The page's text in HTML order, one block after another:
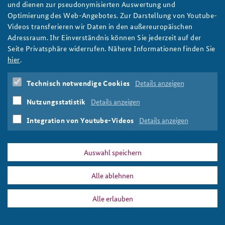
Anfahrt
Freundeskreis
Deutsches Forum Sicherheitspolitik
Arbeitskreis "Junge Sicherheitspolitiker"
Das Sicherheitspolitische Gespräch an der BAKS
Studierendenkonferenz Sicherheitspolitik gestalten
Newsletter-Archiv
Konferenz vom 19. bis 21. Oktober statt. Bewerbungsfrist ist der
31. August.
sowie auf wirtschaftliche Resilienz setzt. Foto: DoW photo by
U.S. Navy Petty Officer 1st Class Alexander Kubitza
den heutigen Strukturen und möglichen Zukünften. Foto:
Pixabay/musik4life
sicherheitspolitische Kommunikation junge Menschen via Social
Media erreichen kann. Grafik: BAKS
Neuausrichtung deutscher Entwicklungspolitik in einer Zeit
globaler Umbrüche und gekürzter Haushaltsmittel. Foto: BAKS
WEITERE BEITRÄGE
PRESSE DATENSCHUTZ IMPRESSUM FAQ
und dienen zur pseudonymisierten Auswertung und
Optimierung des Web-Angebotes. Zur Darstellung von Youtube-
Videos transferieren wir Daten in den außereuropäischen
Adressraum. Ihr Einverständnis können Sie jederzeit auf der
Seite Privatsphäre widerrufen. Nähere Informationen finden Sie
hier.
Technisch notwendige Cookies Details anzeigen
Nutzungsstatistik Details anzeigen
Integration von Youtube-Videos Details anzeigen
Auswahl speichern
Alle ablehnen
Alle erlauben